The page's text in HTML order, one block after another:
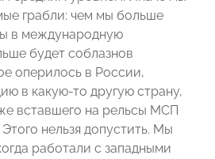
грабли: чем мы больше
в международную
будет соблазнов
оперилось в России,
в какую-то другую страну,
вставшего на рельсы МСП
нельзя допустить. Мы
работали с западными